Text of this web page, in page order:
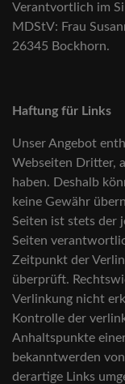
Verantvortlich im
MDStV: Frau
26345 Bockhorn.
Haftung für Links
Unser Angebot
Webseiten Dritter,
haben. Deshalb
keine Gewähr
Seiten ist stets der
Seiten
Zeitpunkt der
überprüft.
Verlinkung nicht
Kontrolle der
Anhaltspunkte
bekanntwerden
derartige Links